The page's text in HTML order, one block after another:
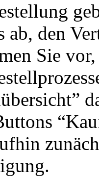
ab, den
Sie